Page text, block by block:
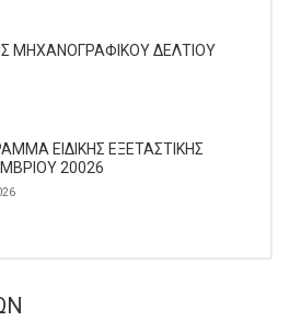
ΜΗΧΑΝΟΓΡΑΦΙΚΟΥ ΔΕΛΤΙΟΥ
ΕΙΔΙΚΗΣ ΕΞΕΤΑΣΤΙΚΗΣ
20026